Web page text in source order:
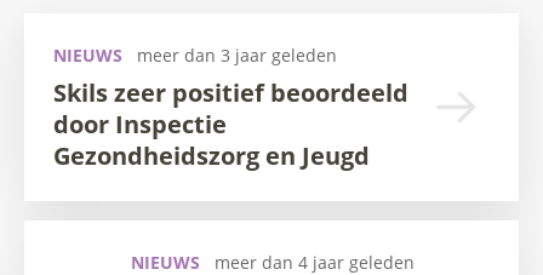
NIEUWS meer dan 3 jaar geleden
Skils zeer positief beoordeeld
door Inspectie
Gezondheidszorg en Jeugd
NIEUWS meer dan 4 jaar geleden